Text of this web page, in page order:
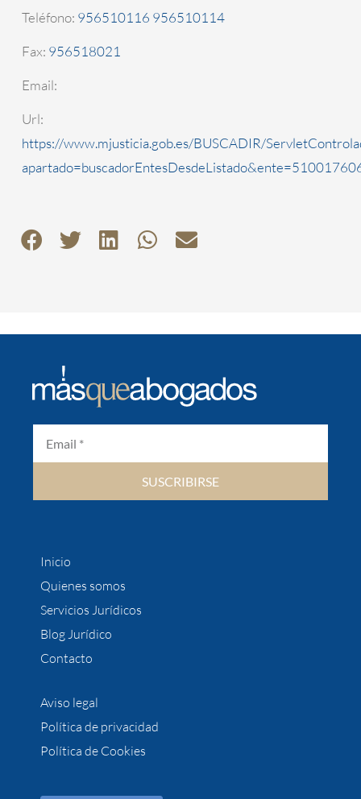
Teléfono: 956510116 956510114
Fax: 956518021
Email:
Url:
https://www.mjusticia.gob.es/BUSCADIR/
SUSCRIBIRSE
Inicio
Quienes somos
Servicios Jurídicos
Blog Jurídico
Contacto
Aviso legal
Política de privacidad
Política de Cookies